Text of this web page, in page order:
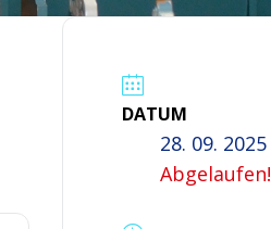
DATUM
28. 09. 2025
Abgelaufen!